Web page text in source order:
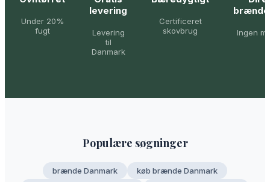
Under 20%
fugt
levering
Levering
til
Danmark
Certificeret
skovbrug
Ingen
Populære søgninger
brænde Danmark
køb brænde Danmark